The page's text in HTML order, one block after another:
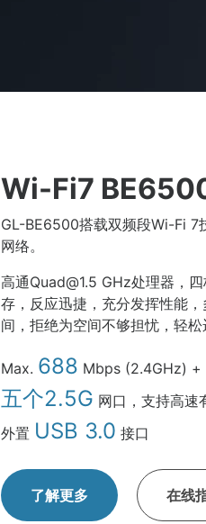
Wi-Fi7
GL-BE6500搭载双频段Wi-Fi 7
网络。
高通Quad@1.5 GHz处理器，
存，反应迅捷，充分发挥性能
间，拒绝为空间不够担忧，轻松
Max. 688 Mbps (2.4GHz) +
五个2.5G 网口，支持高速
外置 USB 3.0 接口
了解更多 在线